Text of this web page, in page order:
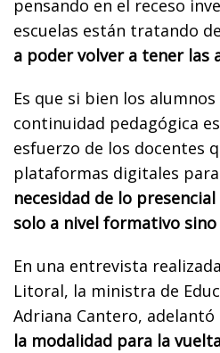
pensando en el receso
escuelas están tratando
a poder volver a tener las
Es que si bien los
continuidad pedagógica
esfuerzo de los docentes
plataformas digitales
necesidad de lo
solo a nivel formativo sino
En una entrevista
Litoral, la ministra de
Adriana Cantero, adelantó
la modalidad para la